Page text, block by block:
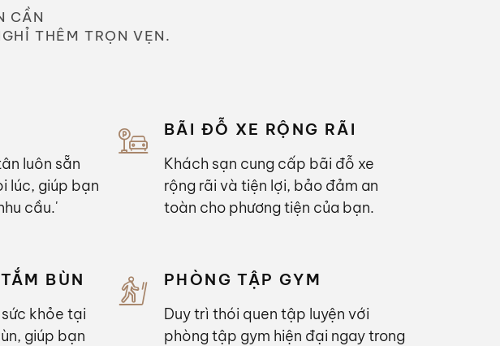
CẦN
THÊM TRỌN VẸN.
luôn sẵn
lúc, giúp bạn
cầu.'
BÃI ĐỖ XE RỘNG RÃI
Khách sạn cung cấp bãi đỗ xe
rộng rãi và tiện lợi, bảo đảm an
toàn cho phương tiện của bạn.
BÙN
khỏe tại
giúp bạn
PHÒNG TẬP GYM
Duy trì thói quen tập luyện với
phòng tập gym hiện đại ngay trong